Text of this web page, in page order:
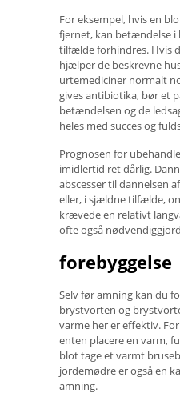
For eksempel, hvis en
fjernet, kan betændelse
tilfælde forhindres. Hvis
hjælper de beskrevne
urtemediciner normalt
gives antibiotika, bør et
betændelsen og de
heles med succes og
Prognosen for
imidlertid ret dårlig.
abscesser til dannelsen
eller, i sjældne tilfælde,
krævede en relativt
ofte også
forebyggelse
Selv før amning kan du
brystvorten og
varme her er effektiv.
enten placere en varm,
blot tage et varmt
jordemødre er også en
amning.